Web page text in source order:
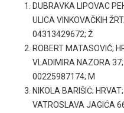
DUBRAVKA LIPOVAC
ULICA VINKOVAČKIH
04313429672; Ž
ROBERT MATASOVIĆ;
VLADIMIRA NAZORA
00225987174; M
NIKOLA BARIŠIĆ;
VATROSLAVA JAGIĆA